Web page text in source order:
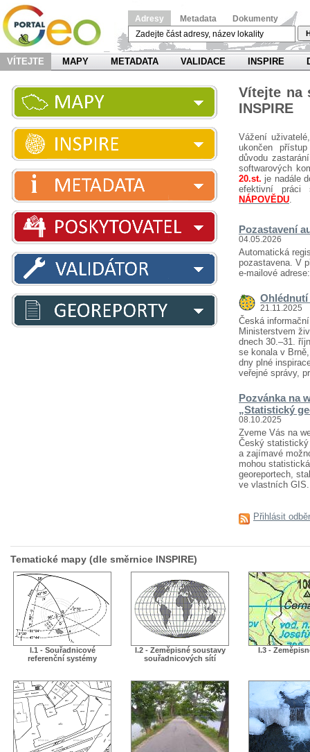
Adresy Metadata Dokumenty
VÍTEJTE MAPY METADATA VALIDACE INSPIRE
Vítejte na
INSPIRE
Vážení
ukončen
důvodu
softwarových
20.st. je nadále
efektivní práci
NÁPOVĚDU.
Pozastavení
04.05.2026
Automatická
pozastavena. V
e-mailové
Ohlédnutí
21.11.2025
Česká
Ministerstvem
dnech 30.–31.
se konala v
dny plné
veřejné správy,
Pozvánka na
„Statistický
08.10.2025
Zveme Vás na
Český
a zajímavé
mohou
georeportech,
ve vlastních
Přihlásit
Tematické mapy (dle směrnice INSPIRE)
I.1 - Souřadnicové
referenční systémy
I.2 - Zeměpisné soustavy
souřadnicových sítí
I.3 -